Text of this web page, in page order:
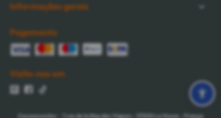
Informações gerais
Pagamento
Visite-nos em
Cocooncenter 1 rue de la Nau des Vignes La Veuve França